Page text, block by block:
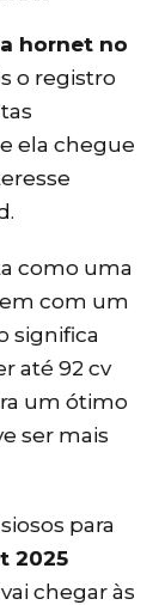
hornet no
o registro
ela chegue
como uma
com um
significa
até 92 cv
um ótimo
ser mais
para
2025
chegar às